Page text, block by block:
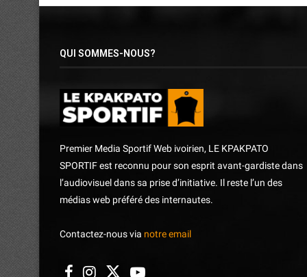
QUI SOMMES-NOUS?
Premier Media Sportif Web ivoirien, LE KPAKPATO
SPORTIF est reconnu pour son esprit avant-gardiste dans
l’audiovisuel dans sa prise d’initiative. Il reste l’un des
médias web préféré des internautes.
Contactez-nous via notre email